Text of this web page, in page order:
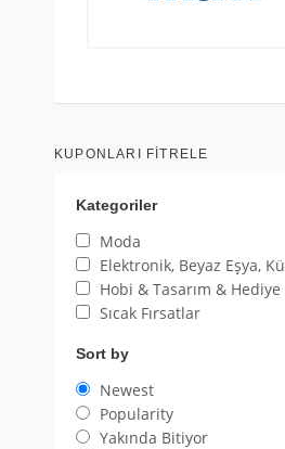
KUPONLARI FITRELE
Kategoriler
Moda
Elektronik, Beyaz Eşya,
Hobi & Tasarım & Hediye
Sıcak Fırsatlar
Sort by
Newest
Popularity
Yakında Bitiyor